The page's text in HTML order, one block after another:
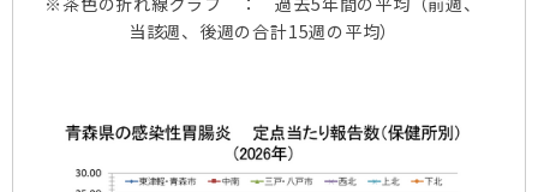
当該週、後週の合計15週の平均）